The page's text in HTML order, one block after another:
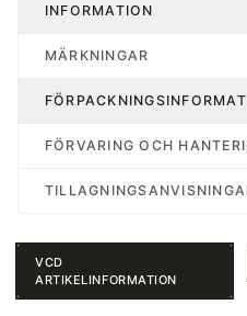
INFORMATION
MÄRKNINGAR
FÖRVARING OCH
VCD
ARTIKELINFORMATION